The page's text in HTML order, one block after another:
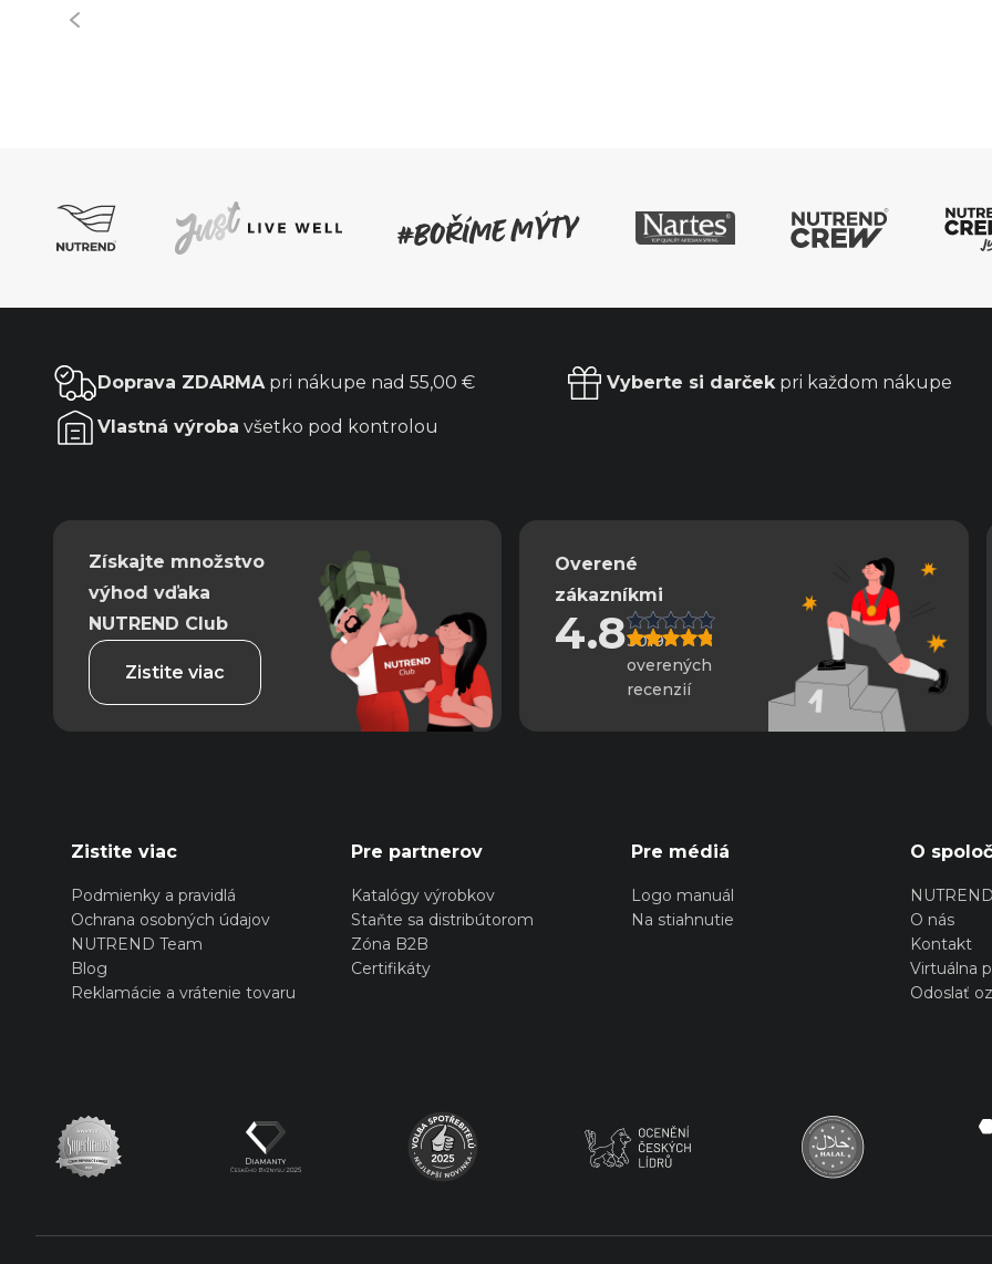
Doprava ZDARMApri nákupe nad 55,00 € Vyberte si darčekpri každom nákupe
Vlastná výroba všetko pod kontrolou
Získajte množstvo
výhod vďaka
NUTREND Club
Zistite viac
Overené
zákazníkmi
4.83019
overených
recenzií
Zistite viac
Podmienky a pravidlá
Ochrana osobných údajov
NUTREND Team
Blog
Reklamácie a vrátenie tovaru
Pre partnerov
Katalógy výrobkov
Staňte sa distribútorom
Zóna B2B
Certifikáty
Pre médiá
Logo manuál
Na stiahnutie
O
O nás
Kontakt
Virtuálna
Odoslať